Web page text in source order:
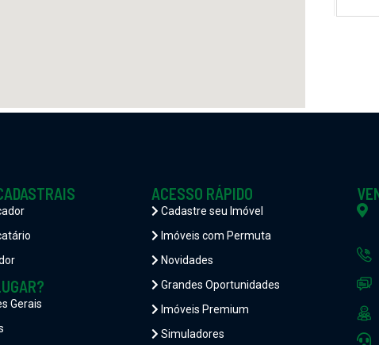
Gerais
ACESSO RÁPIDO
Cadastre seu Imóvel
Imóveis com Permuta
Novidades
Grandes Oportunidades
Imóveis Premium
Simuladores